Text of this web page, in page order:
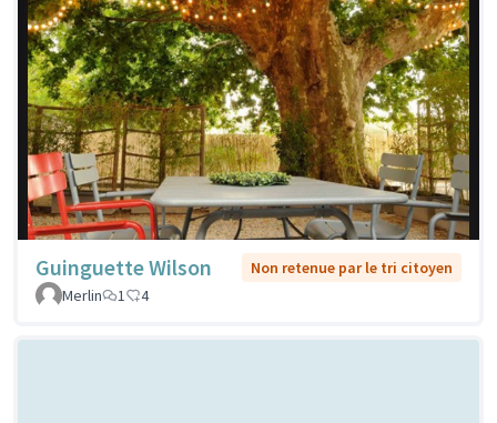
Guinguette Wilson
Non retenue par le tri citoyen
Merlin
1 4